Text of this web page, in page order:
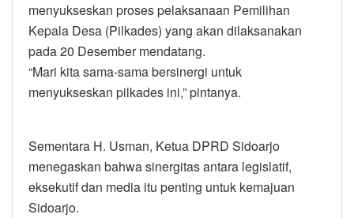
menyukseskan proses pelaksanaan Pemilihan
Kepala Desa (Pilkades) yang akan dilaksanakan
pada 20 Desember mendatang.
“Mari kita sama-sama bersinergi untuk
menyukseskan pilkades ini,” pintanya.
Sementara H. Usman, Ketua DPRD Sidoarjo
menegaskan bahwa sinergitas antara legislatif,
eksekutif dan media itu penting untuk kemajuan
Sidoarjo.